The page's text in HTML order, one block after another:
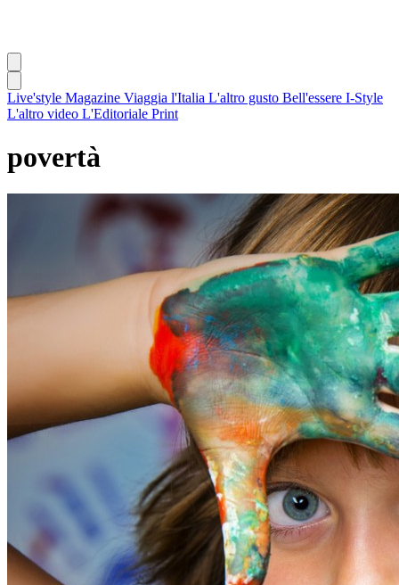
Live'style Magazine Viaggia l'Italia L'altro gusto Bell'essere I-Style
L'altro video L'Editoriale Print
povertà